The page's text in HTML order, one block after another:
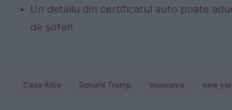
Un detaliu din certificatul auto poate
de șoferi
Casa Alba Donald Trump moscova new